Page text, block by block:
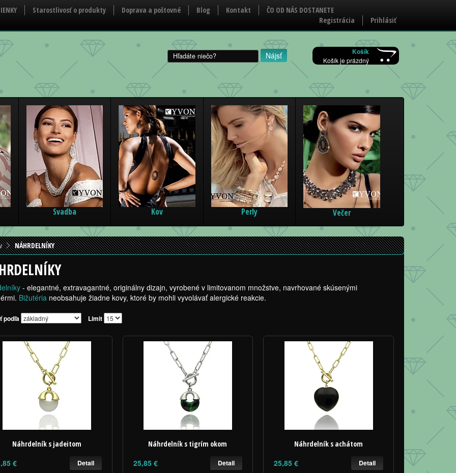
Starostlivosť o produkty Doprava a poštovné Blog Kontakt
ČO OD NÁS DOSTANETE
Registrácia
Prihlásiť
Košík
Košík je prázdný
Svadba Kov Perly Večer
- elegantné, extravagantné, originálny dizajn, vyrobené v limitovanom množstve, navrhované skúsenými
Bižutéria neobsahuje žiadne kovy, ktoré by mohli vyvolávať alergické reakcie.
podľa Limit
Náhrdelník s jadeitom
€ Detail
Náhrdelník s tigrím okom
25,85 € Detail
Náhrdelník s achátom
25,85 € Detail
NÁHRDELNÍKY